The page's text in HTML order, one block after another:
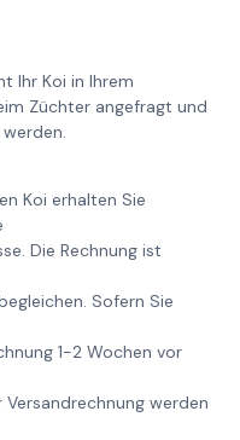
Ihr Koi in Ihrem
Züchter angefragt und
Koi erhalten Sie
Die Rechnung ist
Sofern Sie
1-2 Wochen vor
werden